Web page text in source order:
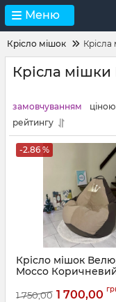
Меню
Крісло мішок Крісла
Крісла
замовчуванням ціною
рейтингу
-2.86 %
Крісло мішок
Mocco
Корона
1 750,00 1 700,00